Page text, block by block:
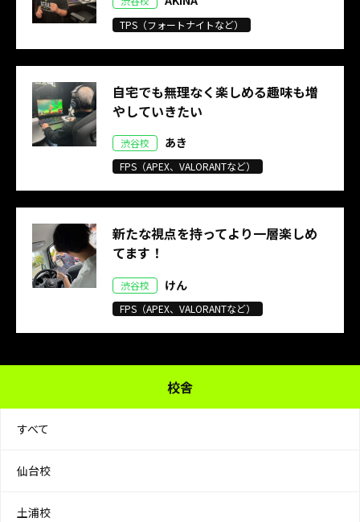
TPS（フォートナイトなど）
自宅でも無理なく楽しめる趣味も増
やしていきたい
渋谷校 あき
FPS（APEX、VALORANTなど）
新たな視点を持ってより一層楽しめ
てます！
渋谷校 けん
FPS（APEX、VALORANTなど）
校舎
すべて
仙台校
土浦校